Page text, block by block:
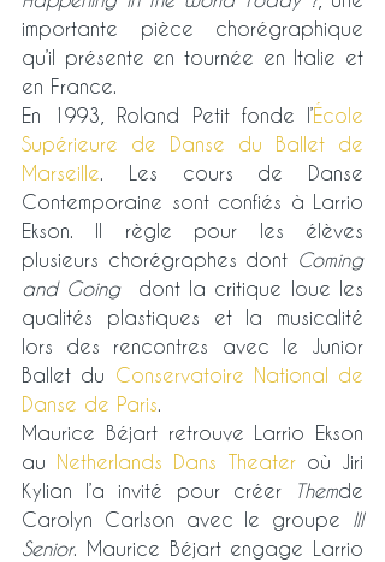
importante pièce chorégraphique
qu’il présente en tournée en Italie et
en France.
En 1993, Roland Petit fonde l’École
Supérieure de Danse du Ballet de
Marseille. Les cours de Danse
Contemporaine sont confiés à Larrio
Ekson. Il règle pour les élèves
plusieurs chorégraphes dont Coming
and Going
dont la critique loue les
qualités plastiques et la musicalité
lors des rencontres avec le Junior
Ballet du Conservatoire National de
Danse de Paris.
Maurice Béjart retrouve Larrio Ekson
au Netherlands Dans Theater où Jiri
Kylian l’a invité pour créer
Themde
Carolyn Carlson avec le groupe Ill
Senior. Maurice Béjart engage Larrio